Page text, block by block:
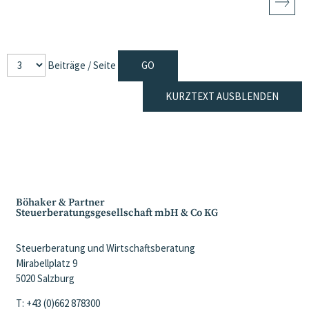
Beiträge / Seite
KURZTEXT AUSBLENDEN
Böhaker & Partner
Steuerberatungsgesellschaft mbH & Co KG
Steuerberatung und Wirtschaftsberatung
Mirabellplatz 9
5020 Salzburg
T: +43 (0)662 878300